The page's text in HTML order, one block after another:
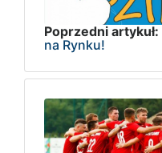
Poprzedni artykuł:
na Rynku!